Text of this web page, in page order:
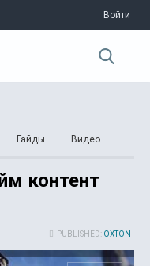
Войти
Гайды Видео
контент
PUBLISHED: OXTON